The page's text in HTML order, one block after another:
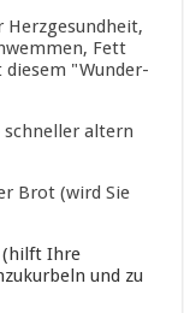
Herzgesundheit,
Fett
"Wunder-
schneller altern
Brot (wird Sie
(hilft Ihre
und zu